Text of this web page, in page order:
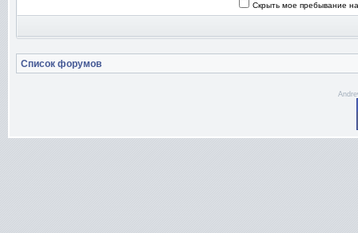
Скрыть мое пребывание
Список форумов